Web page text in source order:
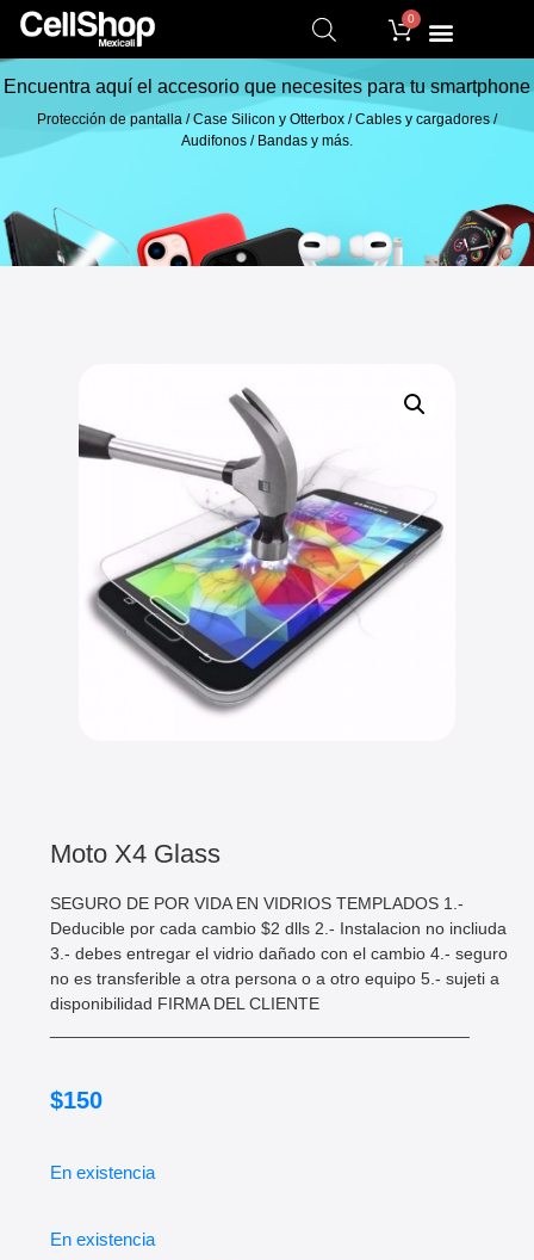
0
Encuentra aquí el accesorio que necesites para tu smartphone
Protección de pantalla / Case Silicon y Otterbox / Cables y cargadores /
Audifonos / Bandas y más.
Moto X4 Glass
SEGURO DE POR VIDA EN VIDRIOS TEMPLADOS 1.-
Deducible por cada cambio $2 dlls 2.- Instalacion no incliuda
3.- debes entregar el vidrio dañado con el cambio 4.- seguro
no es transferible a otra persona o a otro equipo 5.- sujeti a
disponibilidad FIRMA DEL CLIENTE
$150
En existencia
En existencia